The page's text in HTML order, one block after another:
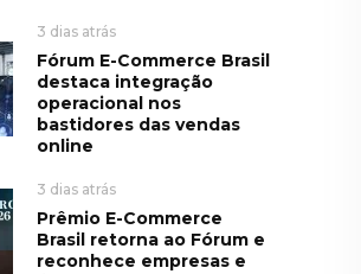
3 dias atrás
Fórum E-Commerce Brasil
destaca integração
operacional nos
bastidores das vendas
online
3 dias atrás
Prêmio E-Commerce
Brasil retorna ao Fórum e
reconhece empresas e